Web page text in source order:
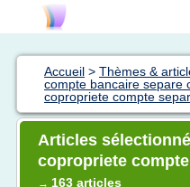
Accueil > Thèmes &
compte bancaire separe
copropriete compte
Articles
copropriete
→ 163 articles